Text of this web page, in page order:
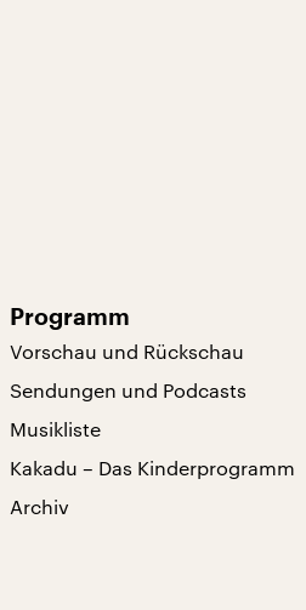
Programm
Vorschau und Rückschau
Sendungen und Podcasts
Musikliste
Kakadu – Das Kinderprogramm
Archiv